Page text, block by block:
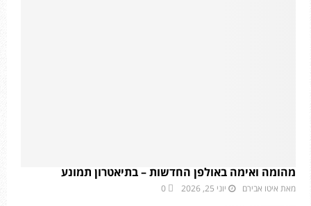
מהומה ואימה באולפן החדשות – בתיאטרון תמונע
מאת איטו אבירם יוני 25, 2026 0